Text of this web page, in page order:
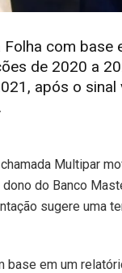
com base
de 2020 a
após o sinal
Multipar
do Banco
sugere uma
em um